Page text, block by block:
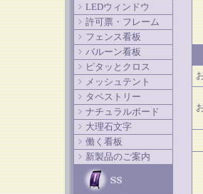
LEDウィンドウ
許可票・フレーム
フェンス看板
バルーン看板
ピタッとクロス
メッシュテント
タペストリー
ナチュラルボード
大理石文字
働く看板
新製品のご案内